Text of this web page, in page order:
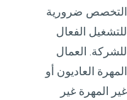
التخصص ضرورية
للتشغيل الفعال
للشركة. العمال
المهرة العاديون أو
غير المهرة غير